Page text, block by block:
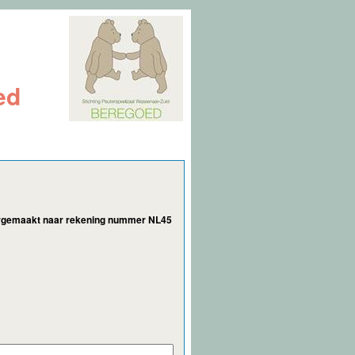
naar rekening nummer NL45